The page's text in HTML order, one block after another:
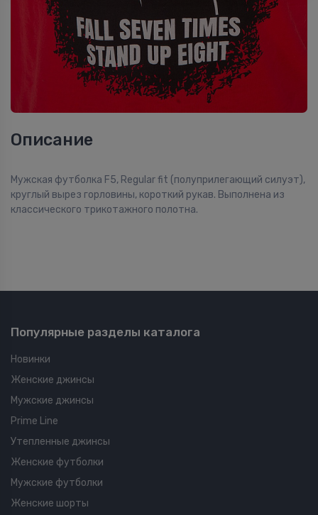
Описание
Мужская футболка F5, Regular fit (полуприлегающий силуэт),
круглый вырез горловины, короткий рукав. Выполнена из
классического трикотажного полотна.
Популярные разделы каталога
Новинки
Женские джинсы
Мужские джинсы
Prime Line
Утепленные джинсы
Женские футболки
Мужские футболки
Женские шорты